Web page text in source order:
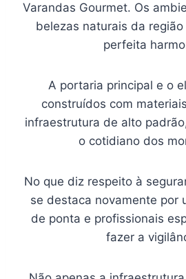
Varandas Gourmet. Os
belezas naturais da
perfeita
A portaria principal e o
construídos com
infraestrutura de alto
o cotidiano dos
No que diz respeito à
se destaca novamente por
de ponta e profissionais
fazer a